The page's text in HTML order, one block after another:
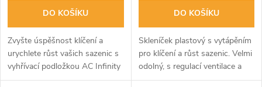
DO KOŠÍKU
Zvyšte úspěšnost klíčení a
urychlete růst vašich sazenic s
vyhřívací podložkou AC Infinity
SUNCORE H3. Digitální ovladač
DO KOŠÍKU
Skleníček plastový s vytápěním
pro klíčení a růst sazenic. Velmi
odolný, s regulací ventilace a
vytápěným dnem pro rychlejší